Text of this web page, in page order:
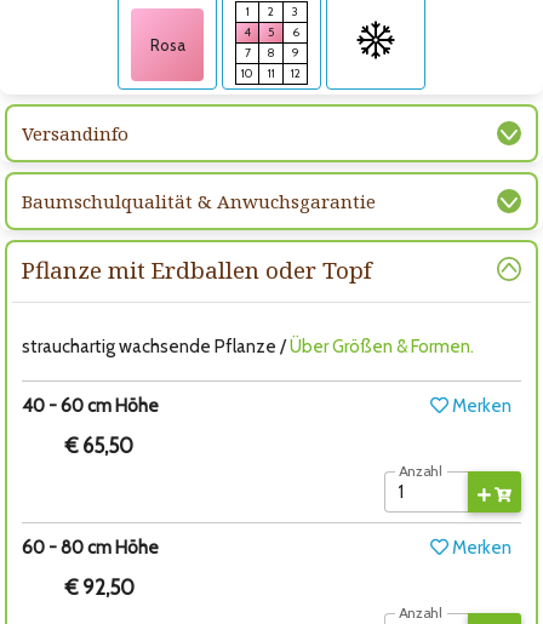
Rosa
1
2
3
4
5
6
7
8
9
10
11 12
Versandinfo
Baumschulqualität & Anwuchsgarantie
Pflanze mit Erdballen oder Topf
strauchartig wachsende Pflanze /Über Größen & Formen.
40 - 60 cm Höhe Merken
€ 65,50
Anzahl
60 - 80 cm Höhe Merken
€ 92,50
Anzahl